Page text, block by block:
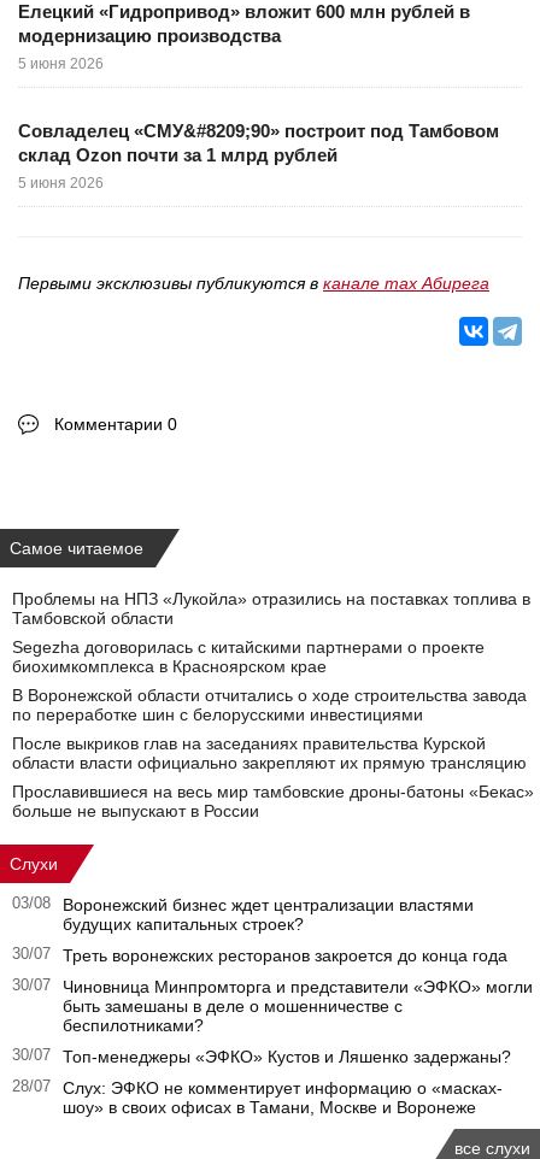
Елецкий «Гидропривод» вложит 600 млн рублей в
модернизацию производства
5 июня 2026
Совладелец «СМУ&#8209;90» построит под Тамбовом
склад Ozon почти за 1 млрд рублей
5 июня 2026
Первыми эксклюзивы публикуются в канале max Абирега
Комментарии 0
Самое читаемое
Проблемы на НПЗ «Лукойла» отразились на поставках топлива в
Тамбовской области
Segezha договорилась с китайскими партнерами о проекте
биохимкомплекса в Красноярском крае
В Воронежской области отчитались о ходе строительства завода
по переработке шин с белорусскими инвестициями
После выкриков глав на заседаниях правительства Курской
области власти официально закрепляют их прямую трансляцию
Прославившиеся на весь мир тамбовские дроны-батоны «Бекас»
больше не выпускают в России
Слухи
03/08
Воронежский бизнес ждет централизации властями
будущих капитальных строек?
30/07 Треть воронежских ресторанов закроется до конца года
30/07
Чиновница Минпромторга и представители «ЭФКО» могли
быть замешаны в деле о мошенничестве с
беспилотниками?
30/07 Топ-менеджеры «ЭФКО» Кустов и Ляшенко задержаны?
28/07
Слух: ЭФКО не комментирует информацию о «масках-
шоу» в своих офисах в Тамани, Москве и Воронеже
все слухи